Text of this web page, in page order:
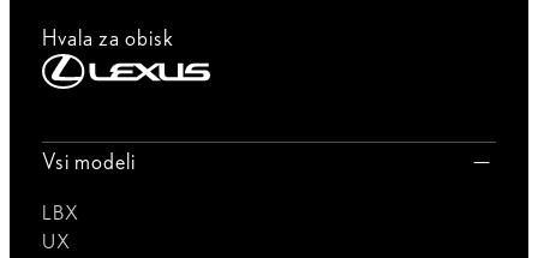
Hvala za obisk
Vsi modeli
LBX
UX